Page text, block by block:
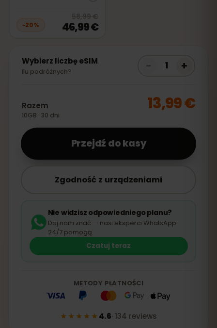
−20%
20
58,99 €
46,99 €
Wybierz liczbę eSIM
Ilu podróżnych?
1 +
Razem
10GB · 30 dni
13,99 €
Przejdź do kasy
Zgodność z urządzeniami
Nie widzisz odpowiedniego planu?
Daj nam znać — nasi eksperci WhatsApp
24/7 pomogą.
Czatuj teraz
METODY PŁATNOŚCI
★★★★★4.6· 134 reviews